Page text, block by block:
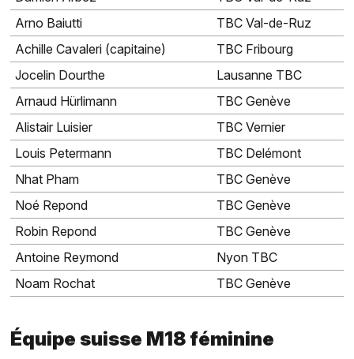
Arno Baiutti
TBC Val-de-Ruz
Achille Cavaleri (capitaine)
TBC Fribourg
Jocelin Dourthe
Lausanne TBC
Arnaud Hürlimann
TBC Genève
Alistair Luisier
TBC Vernier
Louis Petermann
TBC Delémont
Nhat Pham
TBC Genève
Noé Repond
TBC Genève
Robin Repond
TBC Genève
Antoine Reymond
Nyon TBC
Noam Rochat
TBC Genève
Équipe suisse M18 féminine